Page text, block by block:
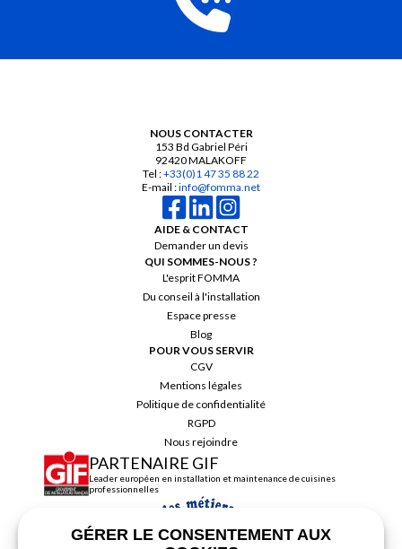
NOUS CONTACTER
153 Bd Gabriel Péri
92420 MALAKOFF
Tel :+33(0)1 47 35 88 22
E-mail :info@fomma.net
AIDE & CONTACT
Demander un devis
QUI SOMMES-NOUS ?
L'esprit FOMMA
Du conseil à l'installation
Espace presse
Blog
POUR VOUS SERVIR
CGV
Mentions légales
Politique de confidentialité
RGPD
Nous rejoindre
PARTENAIRE GIF
Leader européen en installation et maintenance de cuisines
professionnelles
GÉRER LE CONSENTEMENT AUX